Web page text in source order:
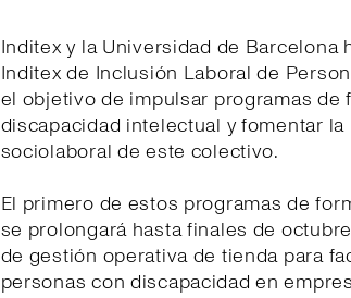
Inditex y la Universidad de Barcelona
Inditex de Inclusión Laboral de
el objetivo de impulsar programas de
discapacidad intelectual y fomentar
sociolaboral de este colectivo.
El primero de estos programas de
se prolongará hasta finales de
de gestión operativa de tienda para
personas con discapacidad en